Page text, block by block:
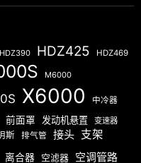
HDZ390 HDZ425 HDZ469
M6000
X6000 中冷器
前面罩 发动机悬置 变速器
斯 排气管 接头 支架
离合器 空滤器 空调管路